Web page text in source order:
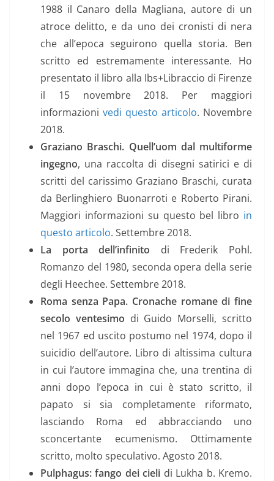
1988 il Canaro della Magliana, autore di un
atroce delitto, e da uno dei cronisti di nera
che all’epoca seguirono quella storia. Ben
scritto ed estremamente interessante. Ho
presentato il libro alla Ibs+Libraccio di Firenze
il 15 novembre 2018. Per maggiori
informazioni vedi questo articolo. Novembre
2018.
Graziano Braschi. Quell’uom dal multiforme
ingegno, una raccolta di disegni satirici e di
scritti del carissimo Graziano Braschi, curata
da Berlinghiero Buonarroti e Roberto Pirani.
Maggiori informazioni su questo bel libro in
questo articolo. Settembre 2018.
La porta dell’infinito di Frederik Pohl.
Romanzo del 1980, seconda opera della serie
degli Heechee. Settembre 2018.
Roma senza Papa. Cronache romane di fine
secolo ventesimo di Guido Morselli, scritto
nel 1967 ed uscito postumo nel 1974, dopo il
suicidio dell’autore. Libro di altissima cultura
in cui l’autore immagina che, una trentina di
anni dopo l’epoca in cui è stato scritto, il
papato si sia completamente riformato,
lasciando Roma ed abbracciando uno
sconcertante ecumenismo. Ottimamente
scritto, molto speculativo. Agosto 2018.
Pulphagus: fango dei cieli di Lukha b. Kremo.